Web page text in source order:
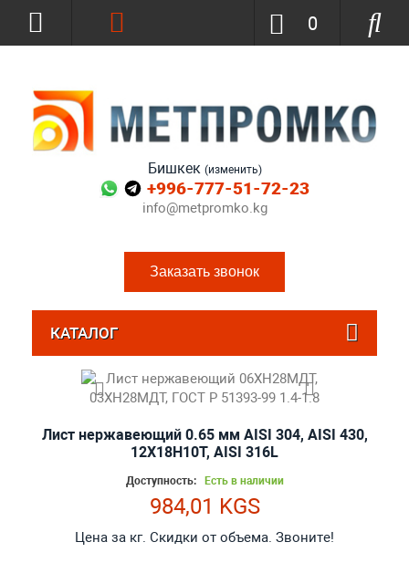
Бишкек (изменить)
+996-777-51-72-23
info@metpromko.kg
Заказать звонок
0
КАТАЛОГ
Лист нержавеющий 0.65 мм AISI 304, AISI 430,
12Х18Н10Т, AISI 316L
Доступность: Есть в наличии
984,01 KGS
Цена за кг. Скидки от объема. Звоните!